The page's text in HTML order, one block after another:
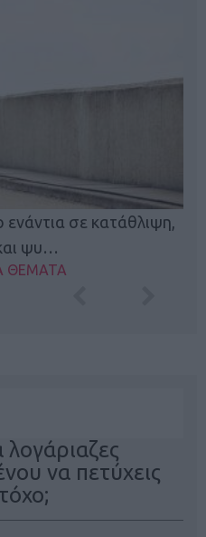
σε κατάθλιψη,
ψυ…
ΘΕΜΑΤΑ
να πετύχεις